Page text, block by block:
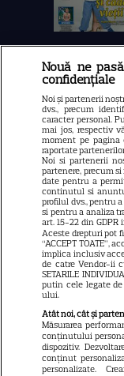
Copyright2026
Nouă ne
confidențiale
Noi și partenerii
dvs., precum
caracter personal.
mai jos, respectiv
moment pe
raportate
Noi si partenerii
partenere, precum
date pentru a
continutul si
profilul dvs., pentru
si pentru a analiza
art. 15-22 din
Aceste drepturi pot
“ACCEPT TOATE”,
implica inclusiv
de catre Vendor-ii
SETARILE
putin cele legate
ului.
Atât noi, cât și
Măsurarea
conținutului
dispozitiv.
conținut
personalizate.